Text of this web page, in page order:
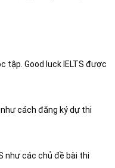
tập. Good luck IELTS được
cách đăng ký dự thi
như các chủ đề bài thi
bị hồ sơ săn học bổng Mỹ